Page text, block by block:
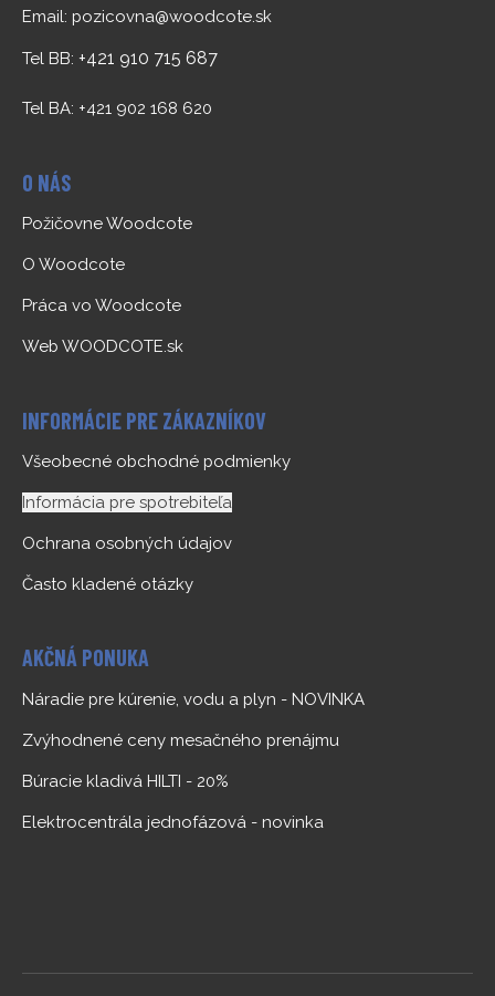
Email: pozicovna@woodcote.sk
Tel BB: +421 910 715 687
Tel BA: +421 902 168 620
O NÁS
Požičovne Woodcote
O Woodcote
Práca vo Woodcote
Web WOODCOTE.sk
INFORMÁCIE PRE ZÁKAZNÍKOV
Všeobecné obchodné podmienky
Informácia pre spotrebiteľa
Ochrana osobných údajov
Často kladené otázky
AKČNÁ PONUKA
Náradie pre kúrenie, vodu a plyn - NOVINKA
Zvýhodnené ceny mesačného prenájmu
Búracie kladivá HILTI - 20%
Elektrocentrála jednofázová - novinka